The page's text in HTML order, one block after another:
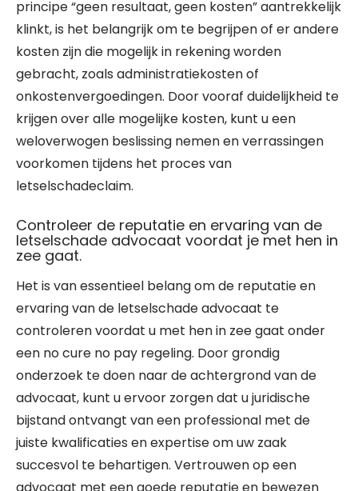
principe “geen resultaat, geen kosten” aantrekkelijk
klinkt, is het belangrijk om te begrijpen of er andere
kosten zijn die mogelijk in rekening worden
gebracht, zoals administratiekosten of
onkostenvergoedingen. Door vooraf duidelijkheid te
krijgen over alle mogelijke kosten, kunt u een
weloverwogen beslissing nemen en verrassingen
voorkomen tijdens het proces van
letselschadeclaim.
Controleer de reputatie en ervaring van de
letselschade advocaat voordat je met hen in
zee gaat.
Het is van essentieel belang om de reputatie en
ervaring van de letselschade advocaat te
controleren voordat u met hen in zee gaat onder
een no cure no pay regeling. Door grondig
onderzoek te doen naar de achtergrond van de
advocaat, kunt u ervoor zorgen dat u juridische
bijstand ontvangt van een professional met de
juiste kwalificaties en expertise om uw zaak
succesvol te behartigen. Vertrouwen op een